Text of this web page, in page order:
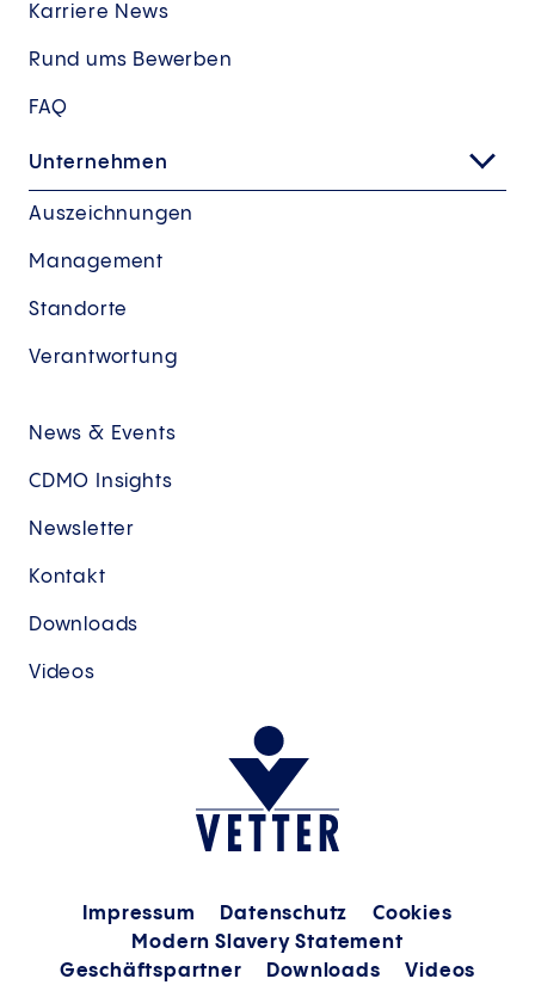
Karriere News
Rund ums Bewerben
FAQ
Unternehmen
Auszeichnungen
Management
Standorte
Verantwortung
News & Events
CDMO Insights
Newsletter
Kontakt
Downloads
Videos
Impressum Datenschutz
Cookies
Modern Slavery Statement
Geschäftspartner
Downloads Videos